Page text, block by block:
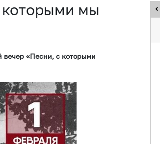
мы
вечер «Песни, с которыми